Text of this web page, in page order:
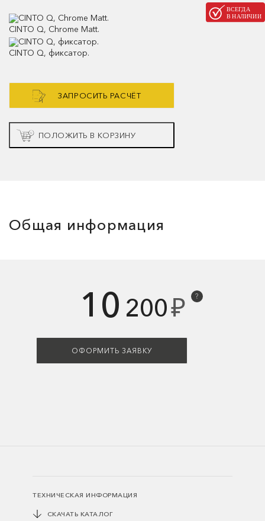
CINTO Q, Chrome Matt.
CINTO Q, фиксатор.
ЗАПРОСИТЬ РАСЧЁТ
ПОЛОЖИТЬ В КОРЗИНУ
Общая информация
10 200₽ ?
ОФОРМИТЬ ЗАЯВКУ
ТЕХНИЧЕСКАЯ ИНФОРМАЦИЯ
СКАЧАТЬ КАТАЛОГ